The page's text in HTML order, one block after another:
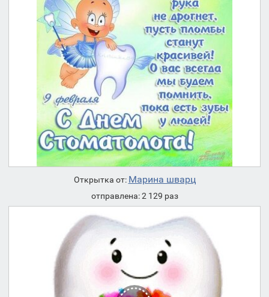
Открытка от: Марина шварц
отправлена: 2 129 раз